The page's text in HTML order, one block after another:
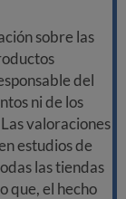
sobre las
del
ni de los
valoraciones
estudios de
las tiendas
que, el hecho